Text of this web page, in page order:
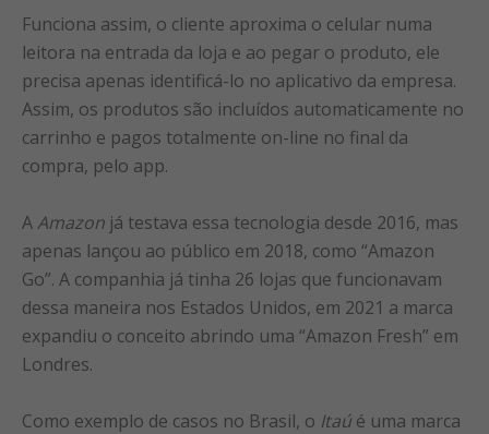
Funciona assim, o cliente aproxima o celular numa
leitora na entrada da loja e ao pegar o produto, ele
precisa apenas identificá-lo no aplicativo da empresa.
Assim, os produtos são incluídos automaticamente no
carrinho e pagos totalmente on-line no final da
compra, pelo app.
AAmazon já testava essa tecnologia desde 2016, mas
apenas lançou ao público em 2018, como “Amazon
Go”. A companhia já tinha 26 lojas que funcionavam
dessa maneira nos Estados Unidos, em 2021 a marca
expandiu o conceito abrindo uma “Amazon Fresh” em
Londres.
Como exemplo de casos no Brasil, o Itaú é uma marca